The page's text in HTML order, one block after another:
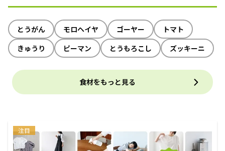
とうがん モロヘイヤ ゴーヤー
トマト
きゅうり
ピーマン とうもろこし ズッキーニ
食材をもっと見る
注目